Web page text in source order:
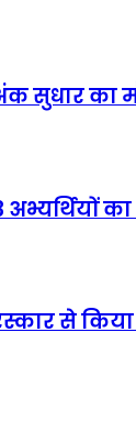
अंक सुधार
से